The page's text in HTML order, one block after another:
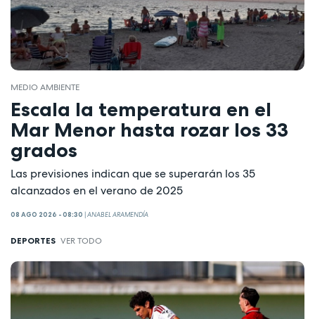
MEDIO AMBIENTE
Escala la temperatura en el
Mar Menor hasta rozar los 33
grados
Las previsiones indican que se superarán los 35
alcanzados en el verano de 2025
08 AGO 2026 - 08:30 ANABEL ARAMENDÍA
DEPORTES VER TODO